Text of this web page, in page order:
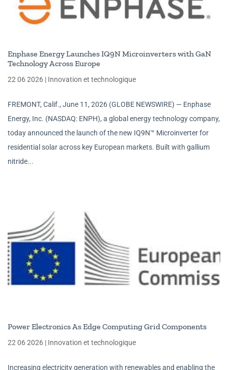
Enphase Energy Launches IQ9N Microinverters with GaN
Technology Across Europe
22 06 2026 | Innovation et technologique
FREMONT, Calif., June 11, 2026 (GLOBE NEWSWIRE) — Enphase
Energy, Inc. (NASDAQ: ENPH), a global energy technology company,
today announced the launch of the new IQ9N™ Microinverter for
residential solar across key European markets. Built with gallium
nitride...
Power Electronics As Edge Computing Grid Components
22 06 2026 | Innovation et technologique
Increasing electricity generation with renewables and enabling the